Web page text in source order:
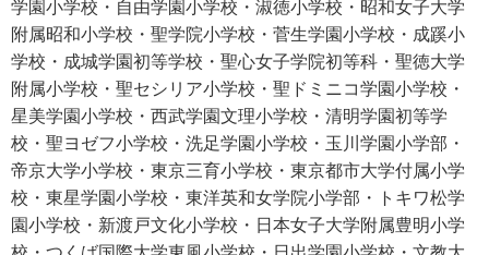
学園小学校・自由学園小学校・淑徳小学校・昭和女子大学
附属昭和小学校・聖学院小学校・菅生学園小学校・成蹊小
学校・成城学園初等学校・聖心女子学院初等科・聖徳大学
附属小学校・聖セシリア小学校・聖ドミニコ学園小学校・
星美学園小学校・西武学園文理小学校・清明学園初等学
校・聖ヨゼフ小学校・洗足学園小学校・玉川学園小学部・
帝京大学小学校・東京三育小学校・東京都市大学付属小学
校・東星学園小学校・東洋英和女学院小学部・トキワ松学
園小学校・新渡戸文化小学校・日本女子大学附属豊明小学